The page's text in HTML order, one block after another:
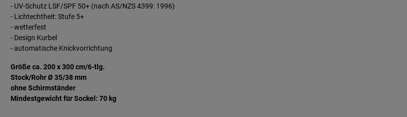
- UV-Schutz LSF/SPF 50+ (nach AS/NZS 4399: 1996)
- Lichtechtheit: Stufe 5+
- wetterfest
- Design Kurbel
- automatische Knickvorrichtung
Größe ca. 200 x 300 cm/6-tlg.
Stock/Rohr Ø 35/38 mm
ohne Schirmständer
Mindestgewicht für Sockel: 70 kg